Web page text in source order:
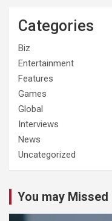
Categories
Biz
Entertainment
Features
Games
Global
Interviews
News
Uncategorized
You may Missed